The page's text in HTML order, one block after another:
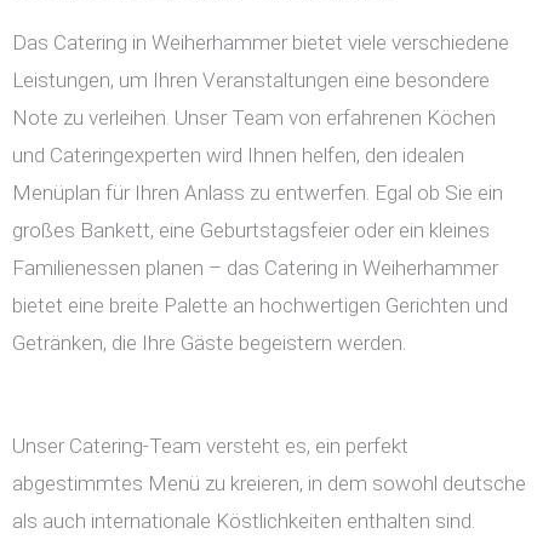
Das Catering in Weiherhammer bietet viele verschiedene
Leistungen, um Ihren Veranstaltungen eine besondere
Note zu verleihen. Unser Team von erfahrenen Köchen
und Cateringexperten wird Ihnen helfen, den idealen
Menüplan für Ihren Anlass zu entwerfen. Egal ob Sie ein
großes Bankett, eine Geburtstagsfeier oder ein kleines
Familienessen planen – das Catering in Weiherhammer
bietet eine breite Palette an hochwertigen Gerichten und
Getränken, die Ihre Gäste begeistern werden.
Unser Catering-Team versteht es, ein perfekt
abgestimmtes Menü zu kreieren, in dem sowohl deutsche
als auch internationale Köstlichkeiten enthalten sind.